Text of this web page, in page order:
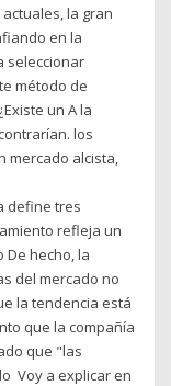
la gran
en la
seleccionar
método de
un A la
los
mercado alcista,
define tres
refleja un
De hecho, la
del mercado no
la tendencia está
que la compañía
que "las
Voy a explicar en